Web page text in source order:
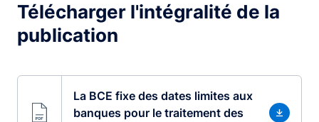
Télécharger l'intégralité de la
publication
La BCE fixe des dates limites aux
banques pour le traitement des